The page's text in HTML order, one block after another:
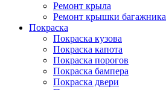
Ремонт крыла
Ремонт крышки багажника
Покраска
Покраска кузова
Покраска капота
Покраска порогов
Покраска бампера
Покраска двери